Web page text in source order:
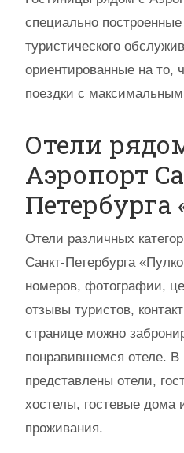
специально
туристического
ориентированные на то,
поездки с
Отели
Аэропорт
Петербурга
Отели различных
Санкт-Петербурга
номеров, фотографии,
отзывы туристов,
странице можно
понравившемся отеле. В
представлены отели,
хостелы, гостевые дома
проживания.